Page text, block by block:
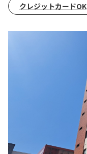
クレジットカードOK